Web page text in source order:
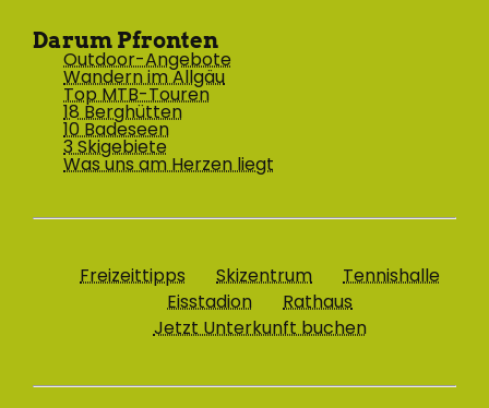
Darum Pfronten
Outdoor-Angebote
Wandern im Allgäu
Top MTB-Touren
18 Berghütten
10 Badeseen
3 Skigebiete
Was uns am Herzen liegt
Freizeittipps Skizentrum
Tennishalle
Eisstadion
Rathaus
Jetzt Unterkunft buchen